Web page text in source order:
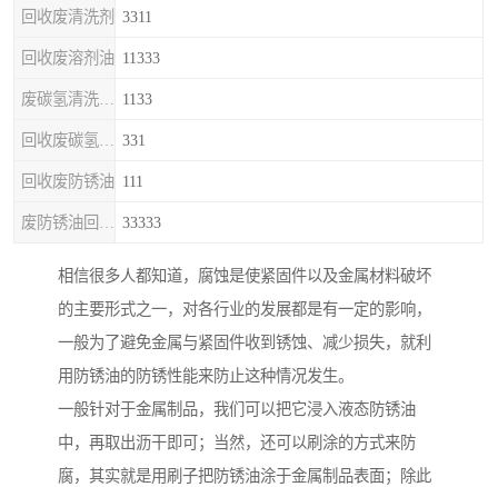
回收废清洗剂 3311
回收废溶剂油 11333
1133
331
回收废防锈油 111
33333
相信很多人都知道，腐蚀是使紧固件以及金属材料破坏
的主要形式之一，对各行业的发展都是有一定的影响，
一般为了避免金属与紧固件收到锈蚀、减少损失，就利
用防锈油的防锈性能来防止这种情况发生。
一般针对于金属制品，我们可以把它浸入液态防锈油
中，再取出沥干即可；当然，还可以刷涂的方式来防
腐，其实就是用刷子把防锈油涂于金属制品表面；除此